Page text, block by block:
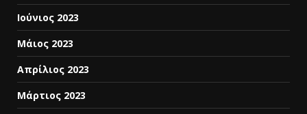
Ιούνιος 2023
Μάιος 2023
Απρίλιος 2023
Μάρτιος 2023